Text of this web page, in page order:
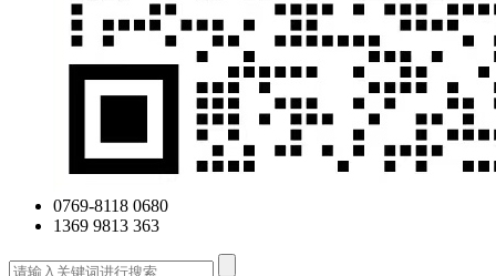
0769-8118 0680
1369 9813 363